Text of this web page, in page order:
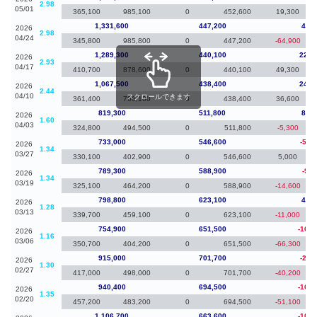
05/01
2.98
365,100
985,100 0 452,600 19,300
2026
04/24
2.98
1,331,600 447,200
345,800
985,800 0 447,200 -64,900
2026
04/17
2.93
1,289,300 440,100
410,700
878,600 0 440,100 49,300
2026
04/10
2.44
1,067,500 438,400
361,400
706,100 0 438,400 36,600
2026
04/03
1.60
819,300 511,800
324,800
494,500 0 511,800 -5,300
2026
03/27
1.34
733,000 546,600
-
330,100
402,900 0 546,600 5,000
2026
03/19
1.34
789,300 588,900
-
325,100
464,200 0 588,900 -14,600
2026
03/13
1.28
798,800 623,100
339,700
459,100 0 623,100 -11,000
2026
03/06
1.16
754,900 651,500
-
350,700
404,200 0 651,500 -66,300
2026
02/27
1.30
915,000 701,700
-
417,000
498,000 0 701,700 -40,200
2026
02/20
1.35
940,400 694,500
-
457,200
483,200 0 694,500 -51,100
スクロールできます